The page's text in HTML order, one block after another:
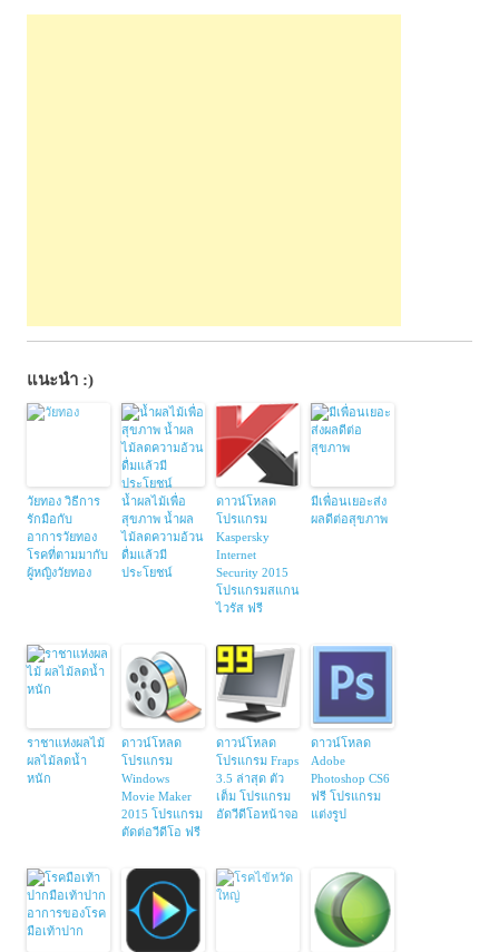
แนะนำ :)
วัยทอง วิธีการ
รักมือกับ
อาการวัยทอง
โรคที่ตามมากับ
ผู้หญิงวัยทอง
น้ำผลไม้เพื่อ
สุขภาพ น้ำผล
ไม้ลดความอ้วน
ดื่มแล้วมี
ประโยชน์
ดาวน์โหลด
โปรแกรม
Kaspersky
Internet
Security 2015
โปรแกรมสแกน
ไวรัส ฟรี
มีเพื่อนเยอะส่ง
ผลดีต่อสุขภาพ
ราชาแห่งผลไม้
ผลไม้ลดน้ำ
หนัก
ดาวน์โหลด
โปรแกรม
Windows
Movie Maker
2015 โปรแกรม
ตัดต่อวีดีโอ ฟรี
ดาวน์โหลด
โปรแกรม Fraps
3.5 ล่าสุด ตัว
เต็ม โปรแกรม
อัดวีดีโอหน้าจอ
ดาวน์โหลด
Adobe
Photoshop CS6
ฟรี โปรแกรม
แต่งรูป